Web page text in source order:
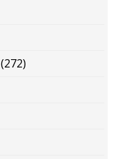
(272)